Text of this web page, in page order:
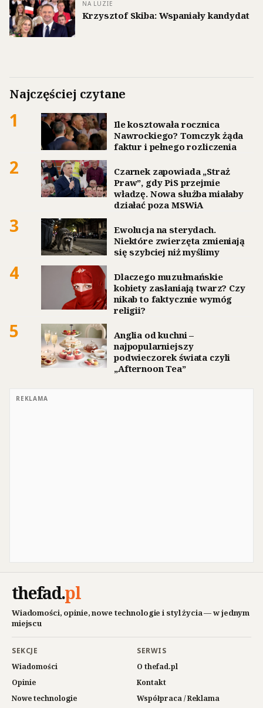
NA LUZIE
Krzysztof Skiba: Wspaniały kandydat
Najczęściej czytane
1
Ile kosztowała rocznica
Nawrockiego? Tomczyk żąda
faktur i pełnego rozliczenia
2
Czarnek zapowiada „Straż
Praw”, gdy PiS przejmie
władzę. Nowa służba miałaby
działać poza MSWiA
3
Ewolucja na sterydach.
Niektóre zwierzęta zmieniają
się szybciej niż myślimy
4
Dlaczego muzułmańskie
kobiety zasłaniają twarz? Czy
nikab to faktycznie wymóg
religii?
5
Anglia od kuchni –
najpopularniejszy
podwieczorek świata czyli
„Afternoon Tea”
REKLAMA
thefad.pl
Wiadomości, opinie, nowe technologie i styl życia — w jednym
miejscu
SEKCJE
Wiadomości
Opinie
Nowe technologie
SERWIS
O thefad.pl
Kontakt
Współpraca / Reklama